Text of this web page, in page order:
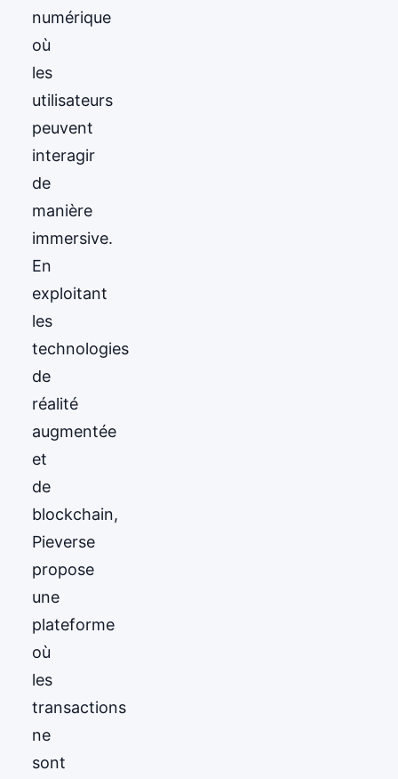
numérique
où
les
utilisateurs
peuvent
interagir
de
manière
immersive.
En
exploitant
les
technologies
de
réalité
augmentée
et
de
blockchain,
Pieverse
propose
une
plateforme
où
les
transactions
ne
sont